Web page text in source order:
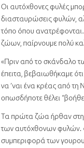
Οι αυτόχθονες φυλές
διασταυρώσεις φυλών,
τόπο όπου
ζώων, παίρνουμε πολύ
«Πριν από το σκάνδαλο
έπειτα, βεβαιωθήκαμε
να ’ναι ένα κρέας από τη
οπωσδήποτε θέλει
Τα πρώτα ζώα ήρθαν στη
των αυτόχθονων φυλών.
συμπεριφορά των